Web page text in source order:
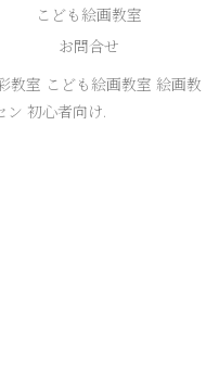
こども絵画教室
お問合せ
教室 こども絵画教室 絵画教
ン 初心者向け.